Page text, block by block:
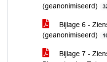
(geanonimiseerd)
Bijlage 6 -
(geanonimiseerd)
Bijlage 7 -